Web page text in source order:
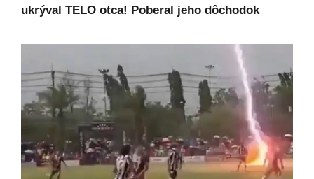
ukrýval TELO otca! Poberal jeho dôchodok